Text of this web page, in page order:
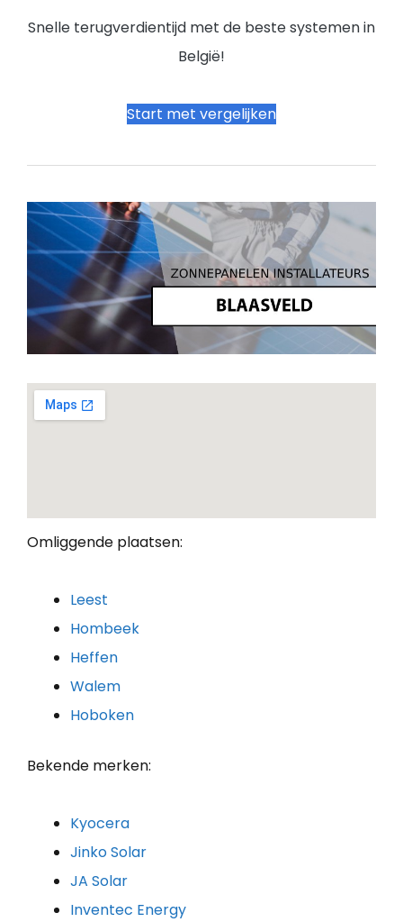
Snelle terugverdientijd met de beste systemen in
België!
Start met vergelijken
Omliggende plaatsen:
Leest
Hombeek
Heffen
Walem
Hoboken
Bekende merken:
Kyocera
Jinko Solar
JA Solar
Inventec Energy